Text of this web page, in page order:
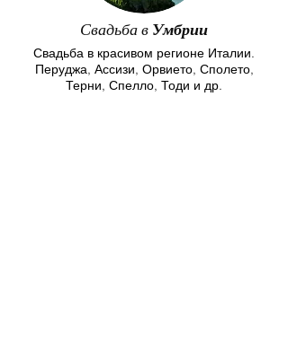
Свадьба в Умбрии
Свадьба в красивом регионе Италии.
Перуджа, Ассизи, Орвието, Сполето,
Терни, Спелло, Тоди и др.